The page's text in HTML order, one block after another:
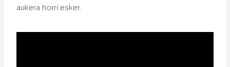
aukera horri esker.